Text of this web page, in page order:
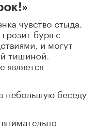
чувство стыда.
буря с
и могут
тишиной.
является
небольшую беседу